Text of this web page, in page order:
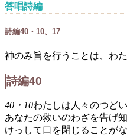
答唱詩編
詩編40・10、17
神のみ旨を行うことは、わ
詩編40
40・10わたしは人々のつどい
あなたの救いのわざを告げ知
けっして口を閉じることがな